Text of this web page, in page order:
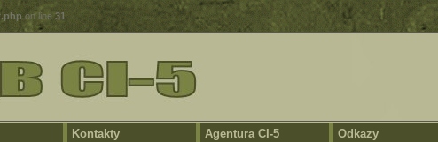
on line31
Kontakty Agentura CI-5 Odkazy